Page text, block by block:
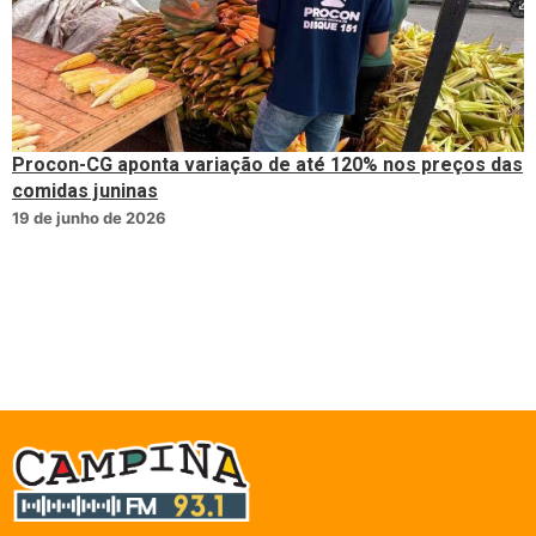
Procon-CG aponta variação de até 120% nos preços das
comidas juninas
19 de junho de 2026